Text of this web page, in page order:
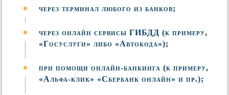
через терминал любого из банков;
через онлайн сервисы ГИБДД (к примеру,
«Госуслуги» либо «Автокода»);
при помощи онлайн-банкинга (к примеру,
«Альфа-клик» «Сбербанк онлайн» и пр.);